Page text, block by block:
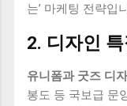
는’ 마케팅 전략입
2. 디자인
유니폼과 굿즈 디
봉도 등 국보급 문